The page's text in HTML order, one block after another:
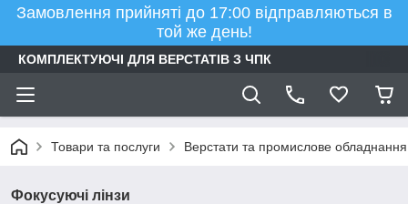
Замовлення прийняті до 17:00 відправляються в
той же день!
КОМПЛЕКТУЮЧІ ДЛЯ ВЕРСТАТІВ З ЧПК
Товари та послуги Верстати та промислове обладнання
Фокусуючі лінзи